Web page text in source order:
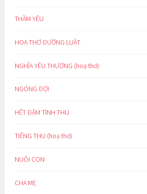
THẦM YÊU
HOẠ THƠ ĐƯỜNG LUẬT
NGHĨA YÊU THƯƠNG (hoạ thơ)
NGÓNG ĐỢI
HẾT ĐẬM TÌNH THU
TIẾNG THU (hoạ thơ)
NUÔI CON
CHA MẸ